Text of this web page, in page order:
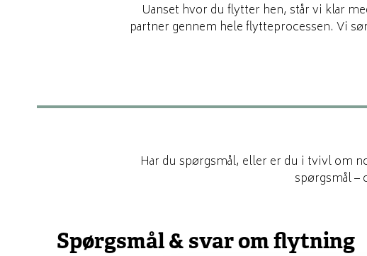
Uanset hvor du flytter hen, står vi klar
partner gennem hele flytteprocessen. Vi
Har du spørgsmål, eller er du i tvivl om
spørgsmål –
Spørgsmål & svar om flytning